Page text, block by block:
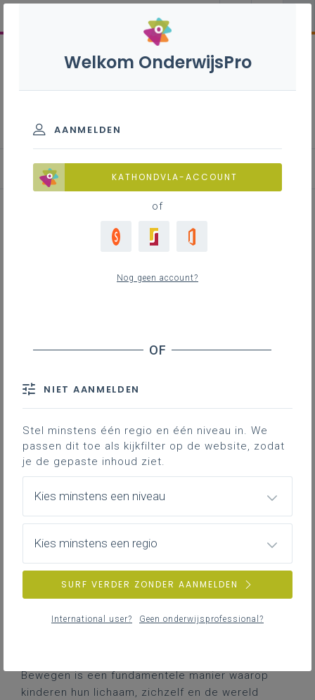
Visie
Domeinen
evalueren
Materiële vereisten
Slot
Referenties
Downloads
Contact
Inleiding
discipline voor alle leerlingen, ongeacht hun
Bewegen is een fundamentele manier waarop
kinderen hun lichaam, zichzelf en de wereld
Welkom OnderwijsPro
AANMELDEN
KATHONDVLA-ACCOUNT
of
Nog geen account?
NIET AANMELDEN
Stel minstens één regio en één niveau in. We
passen dit toe als kijkfilter op de website, zodat
je de gepaste inhoud ziet.
Kies minstens een niveau
Kies minstens een regio
SURF VERDER ZONDER AANMELDEN
International user? Geen onderwijsprofessional?